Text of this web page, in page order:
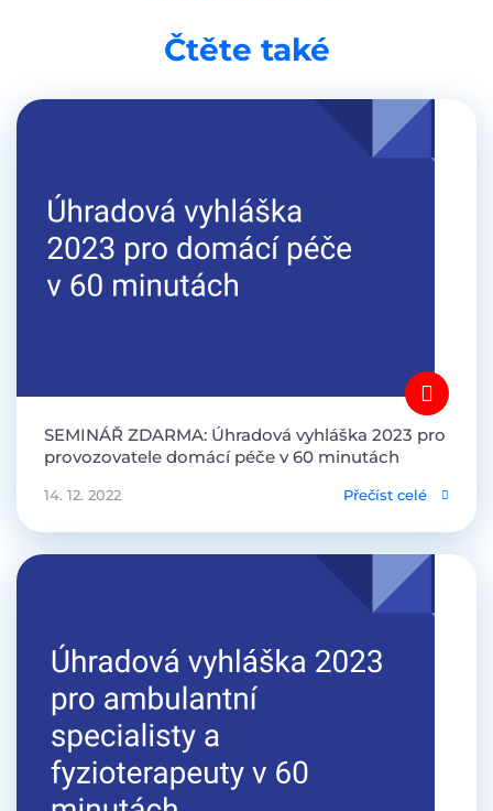
Čtěte také
SEMINÁŘ ZDARMA: Úhradová vyhláška 2023 pro
provozovatele domácí péče v 60 minutách
14. 12. 2022 Přečíst celé